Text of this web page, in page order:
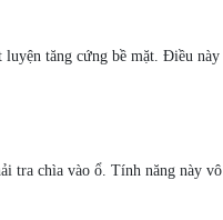
tăng cứng bề mặt. Điều
tra chìa vào ổ. Tính năng này